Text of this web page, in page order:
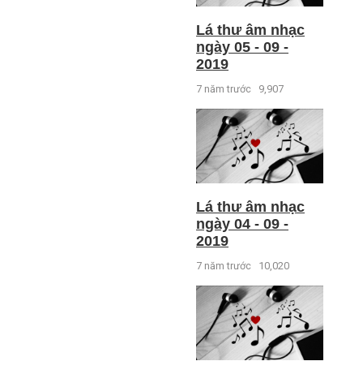
Lá thư âm nhạc
ngày 05 - 09 -
2019
7 năm trước 9,907
Lá thư âm nhạc
ngày 04 - 09 -
2019
7 năm trước 10,020